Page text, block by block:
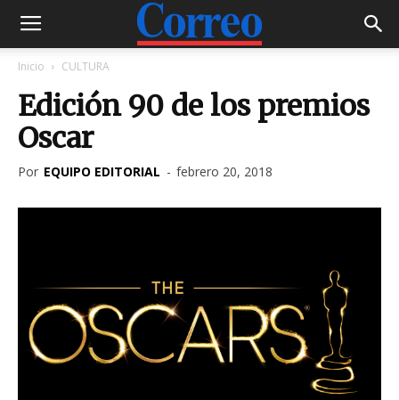
Inicio CULTURA
Edición 90 de los premios
Oscar
Por EQUIPO EDITORIAL - febrero 20, 2018